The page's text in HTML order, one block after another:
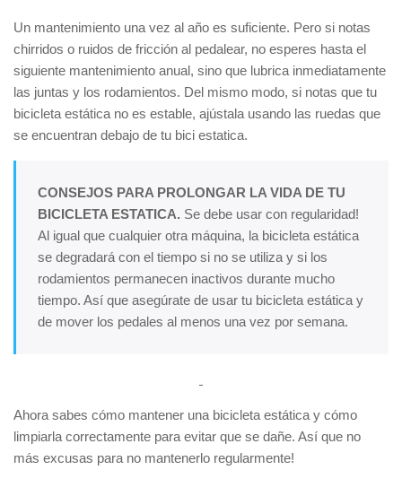
Un mantenimiento una vez al año es suficiente. Pero si notas
chirridos o ruidos de fricción al pedalear, no esperes hasta el
siguiente mantenimiento anual, sino que lubrica inmediatamente
las juntas y los rodamientos. Del mismo modo, si notas que tu
bicicleta estática no es estable, ajústala usando las ruedas que
se encuentran debajo de tu bici estatica.
CONSEJOS PARA PROLONGAR LA VIDA DE TU
BICICLETA ESTATICA. Se debe usar con regularidad!
Al igual que cualquier otra máquina, la bicicleta estática
se degradará con el tiempo si no se utiliza y si los
rodamientos permanecen inactivos durante mucho
tiempo. Así que asegúrate de usar tu bicicleta estática y
de mover los pedales al menos una vez por semana.
Ahora sabes cómo mantener una bicicleta estática y cómo
limpiarla correctamente para evitar que se dañe. Así que no
más excusas para no mantenerlo regularmente!